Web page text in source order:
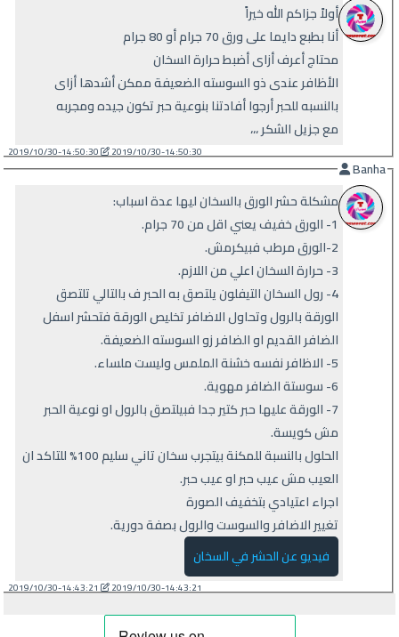
2019/10/30-14:50:30 2019/10/30-14:50:30
أولاً جزاكم الله خيراً
أنا بطبع دايما على ورق 70 جرام أو 80 جرام
محتاج أعرف أزاى أضبط حرارة السخان
الأظافر عندى ذو السوسته الضعيفة ممكن أشدها أزاى
بالنسبه للحبر أرجوا أفادتنا بنوعية حبر تكون جيده ومجربه
مع جزيل الشكر ،،،
Banha
2019/10/30-14:43:21 2019/10/30-14:43:21
مشكلة حشر الورق بالسخان ليها عدة اسباب:
1- الورق خفيف يعني اقل من 70 جرام.
2-الورق مرطب فبيكرمش.
3- حرارة السخان اعلي من اللازم.
4- رول السخان التيفلون يلتصق به الحبر ف بالتالي تلتصق
الورقة بالرول وتحاول الاضافر تخليص الورقة فتحشر اسفل
الضافر القديم او الضافر زو السوسته الضعيفة.
5- الاظافر نفسه خشنة الملمس وليست ملساء.
6- سوستة الضافر مهوية.
7- الورقة عليها حبر كتير جدا فبيلتصق بالرول او نوعية الحبر
مش كويسة.
الحلول بالنسبة للمكنة بيتجرب سخان تاني سليم 100% للتاكد ان
العيب مش عيب حبر او عيب حبر.
اجراء اعتيادي بتخفيف الصورة
تغيير الاضافر والسوست والرول بصفة دورية.
فيديو عن الحشر في السخان